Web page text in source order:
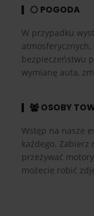
POGODA
W przypadku
bezpieczeństwu
wymianę auta,
OSOBY
Wstęp na nasze
każdego. Zabierz
przeżywać
możecie robić